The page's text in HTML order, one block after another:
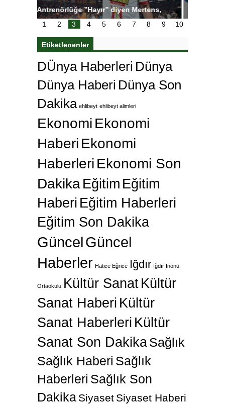
Salihli Sporcuları Kuraş’ta Gururlandırdı
1 2 3 4 5 6 7 8 9 10
Etiketlenenler
DÜnya Haberleri Dünya
Dünya Haberi Dünya Son
Dakika ehlibeyt ehlibeyt alimleri
Ekonomi Ekonomi
Haberi Ekonomi
Haberleri Ekonomi Son
Dakika Eğitim Eğitim
Haberi Eğitim Haberleri
Eğitim Son Dakika
GüncelGüncel
Haberler Hatice Eğrice Iğdır Iğdır İnönü
Ortaokulu Kültür SanatKültür
Sanat Haberi Kültür
Sanat Haberleri Kültür
Sanat Son DakikaSağlık
Sağlık Haberi Sağlık
Haberleri Sağlık Son
Dakika Siyaset Siyaset Haberi